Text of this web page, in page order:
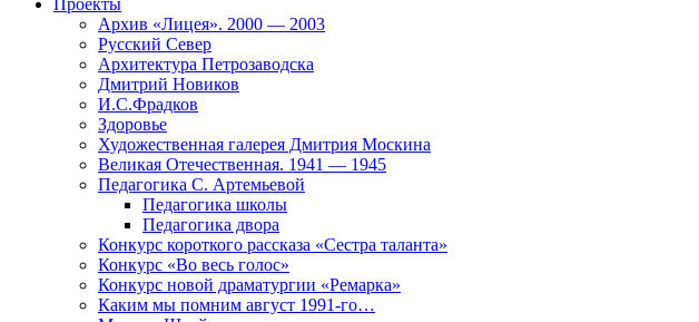
Архив «Лицея». 2000 — 2003
Русский Север
Архитектура Петрозаводска
Дмитрий Новиков
И.С.Фрадков
Здоровье
Художественная галерея Дмитрия Москина
Великая Отечественная. 1941 — 1945
Педагогика С. Артемьевой
Педагогика школы
Педагогика двора
Конкурс короткого рассказа «Сестра таланта»
Конкурс «Во весь голос»
Конкурс новой драматургии «Ремарка»
Каким мы помним август 1991-го…